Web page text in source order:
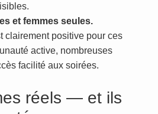
et femmes seules.
clairement positive pour ces
active, nombreuses
facilité aux soirées.
réels — et ils